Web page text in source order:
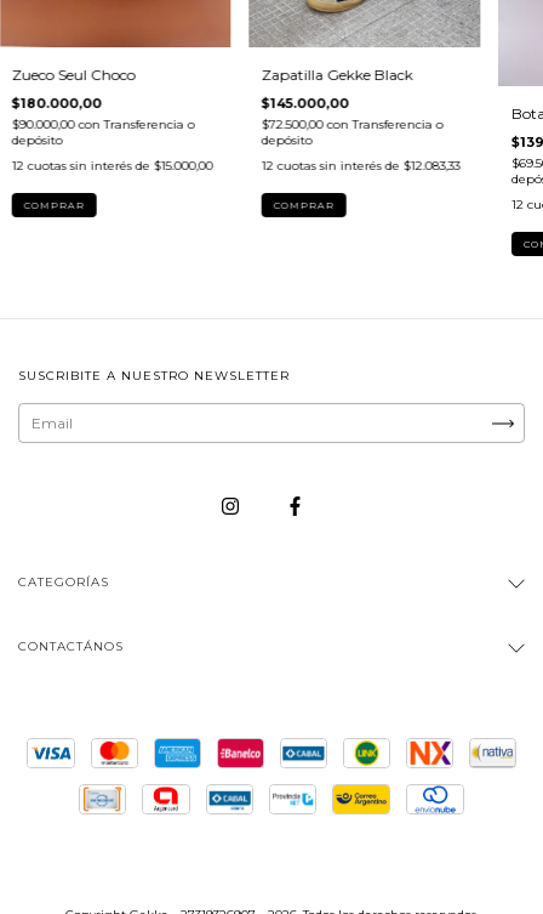
Zueco Seul Choco
$180.000,00
$90.000,00con Transferencia o
depósito
12 cuotas sin interés de $15.000,00
COMPRAR
Zapatilla Gekke Black
$145.000,00
$72.500,00con Transferencia o
depósito
12 cuotas sin interés de $12.083,33
COMPRAR
12
SUSCRIBITE A NUESTRO NEWSLETTER
CATEGORÍAS
CONTACTÁNOS